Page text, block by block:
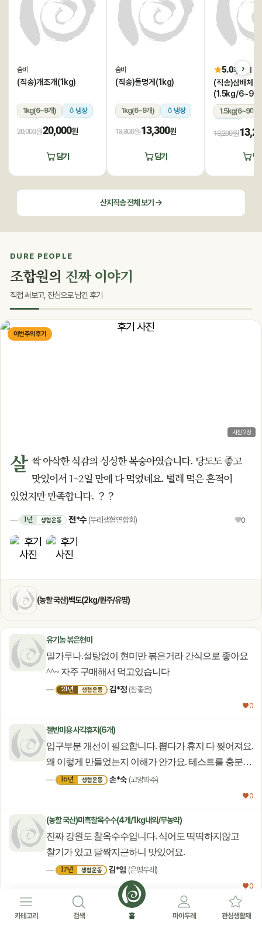
숨비
(직송)개조개(1kg)
1kg(6~9개) 냉장
20,000원20,000원
담기
숨비
(직송)돌멍게(1kg)
1kg(6~9개) 냉장
13,300원13,300원
담기
★5.0후기 1
(직송)삼배체굴
(1.5kg/6~9
1.5kg(6~9미)
13,200원
담
산지직송 전체 보기 →
DURE PEOPLE
조합원의 진짜 이야기
직접 써보고, 진심으로 남긴 후기
이번 주의 후기
사진 2장
살 짝 아삭한 식감의 싱싱한 복숭아였습니다. 당도도 좋고
맛있어서 1~2일 만에 다 먹었네요. 벌레 먹은 흔적이
있었지만 만족합니다. ？？
— 1년 생협운동 전*수(두레생협연합회) ♥0
(농할 국산)백도(2kg/원주/유명)
유기농 볶은현미
밀가루나.설탕없이 현미만 볶은거라 간식으로 좋아요
^^~ 자주 구매해서 먹고있습니다
— 21년 생협운동 김*정 (참좋은)
♥ 0
절반미용 사각휴지(6개)
입구부분 개선이 필요합니다. 뽑다가 휴지 다 찢어져요.
왜 이렇게 만들었는지 이해가 안가요. 테스트를 충분히
안해보고 출시를 한건지... 불편하기 짝이 없습니다.
— 16년 생협운동 손*숙 (고양파주)
♥ 0
(농할 국산)미흑찰옥수수(4개/1kg내외/무농약)
진짜 강원도 찰옥수수입니다. 식어도 딱딱하지않고
찰기가 있고 달짝지근하니 맛있어요.
— 17년 생협운동 김*임 (은평두레)
♥ 0
왕소금(천일염*3kg)
카테고리 검색 홈 마이두레 관심생활재